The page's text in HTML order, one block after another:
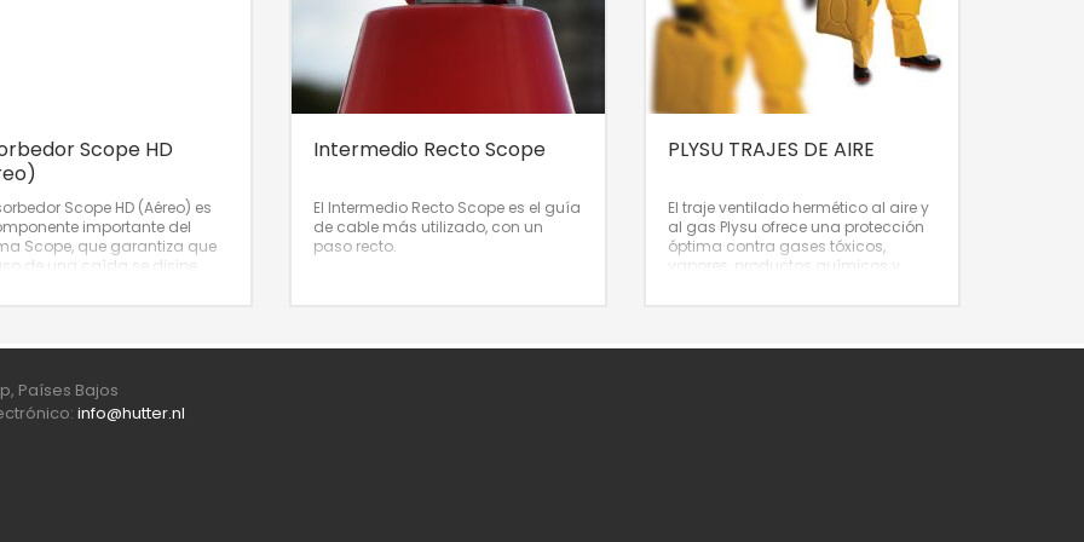
Scope HD
Scope HD (Aéreo) es
importante del
Scope, que garantiza que
de una caída se disipe
Intermedio Recto Scope
El Intermedio Recto Scope es el guía
de cable más utilizado, con un
paso recto.
PLYSU TRAJES DE AIRE
El traje ventilado hermético al aire y
al gas Plysu ofrece una protección
óptima contra gases tóxicos,
vapores, productos químicos y
Países Bajos
info@hutter.nl